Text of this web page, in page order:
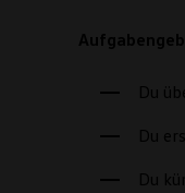
Du
Du
Du